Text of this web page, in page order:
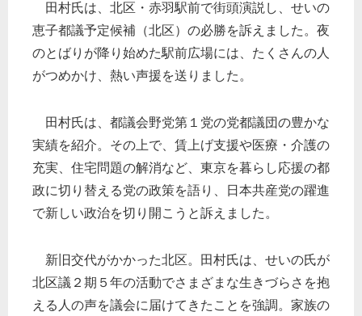
田村氏は、北区・赤羽駅前で街頭演説し、せいの
恵子都議予定候補（北区）の必勝を訴えました。夜
のとばりが降り始めた駅前広場には、たくさんの人
がつめかけ、熱い声援を送りました。
田村氏は、都議会野党第１党の党都議団の豊かな
実績を紹介。その上で、賃上げ支援や医療・介護の
充実、住宅問題の解消など、東京を暮らし応援の都
政に切り替える党の政策を語り、日本共産党の躍進
で新しい政治を切り開こうと訴えました。
新旧交代がかかった北区。田村氏は、せいの氏が
北区議２期５年の活動でさまざまな生きづらさを抱
える人の声を議会に届けてきたことを強調。家族の